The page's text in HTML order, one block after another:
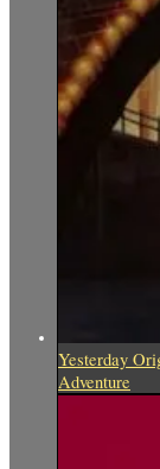
Yesterday
Adventure